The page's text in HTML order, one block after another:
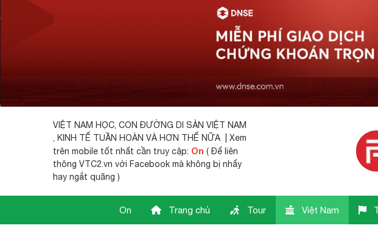
VIỆT NAM HỌC, CON ĐƯỜNG DI SẢN VIỆT NAM
, KINH TẾ TUẦN HOÀN VÀ HƠN THẾ NỮA | Xem
trên mobile tốt nhất cần truy cập: On ( Để liên
thông VTC2.vn với Facebook mà không bị nhẩy
hay ngắt quãng )
On Trang chủ Tour Việt Nam